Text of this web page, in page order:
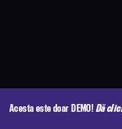
Acesta este doar DEMO!Dă